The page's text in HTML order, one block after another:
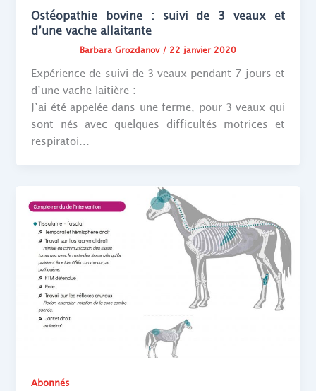
Ostéopathie bovine : suivi de 3 veaux et
d’une vache allaitante
Barbara Grozdanov/ 22 janvier 2020
Expérience de suivi de 3 veaux pendant 7 jours et
d’une vache laitière :
J’ai été appelée dans une ferme, pour 3 veaux qui
sont nés avec quelques difficultés motrices et
respiratoi...
Abonnés